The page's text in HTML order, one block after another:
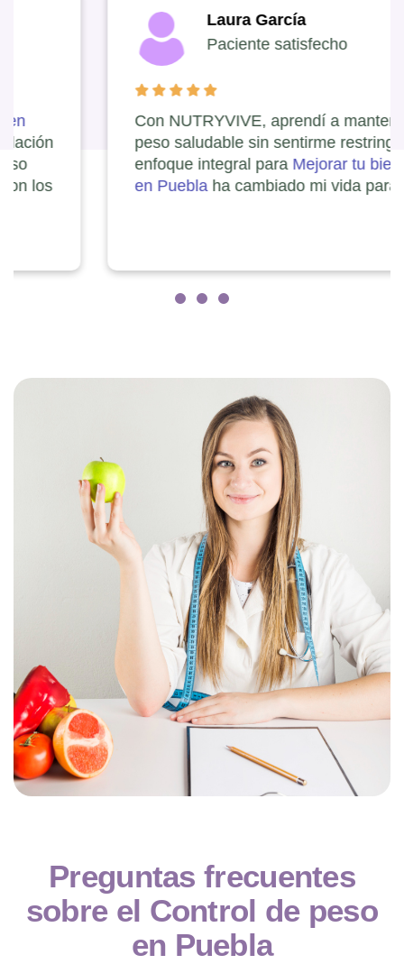
Laura García
Paciente satisfecho
Con NUTRYVIVE, aprendí a mantener un
peso saludable sin sentirme restringida. El
enfoque integral para Mejorar tu bienestar
en Puebla
ha cambiado mi vida para mejor.
Preguntas frecuentes
sobre el Control de peso
en Puebla